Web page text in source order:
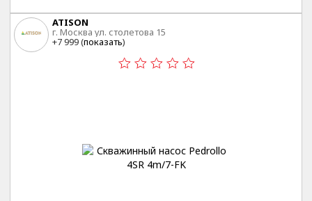
ATISON
г. Москва ул. столетова 15
+7 999 (показать)